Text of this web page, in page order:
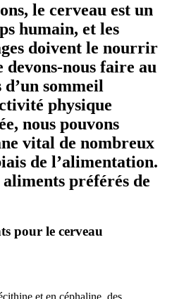
le cerveau est un
humain, et les
doivent le nourrir
nous faire au
sommeil
physique
nous pouvons
vital de nombreux
de l’alimentation.
aliments préférés de
pour le cerveau
et en céphaline, des